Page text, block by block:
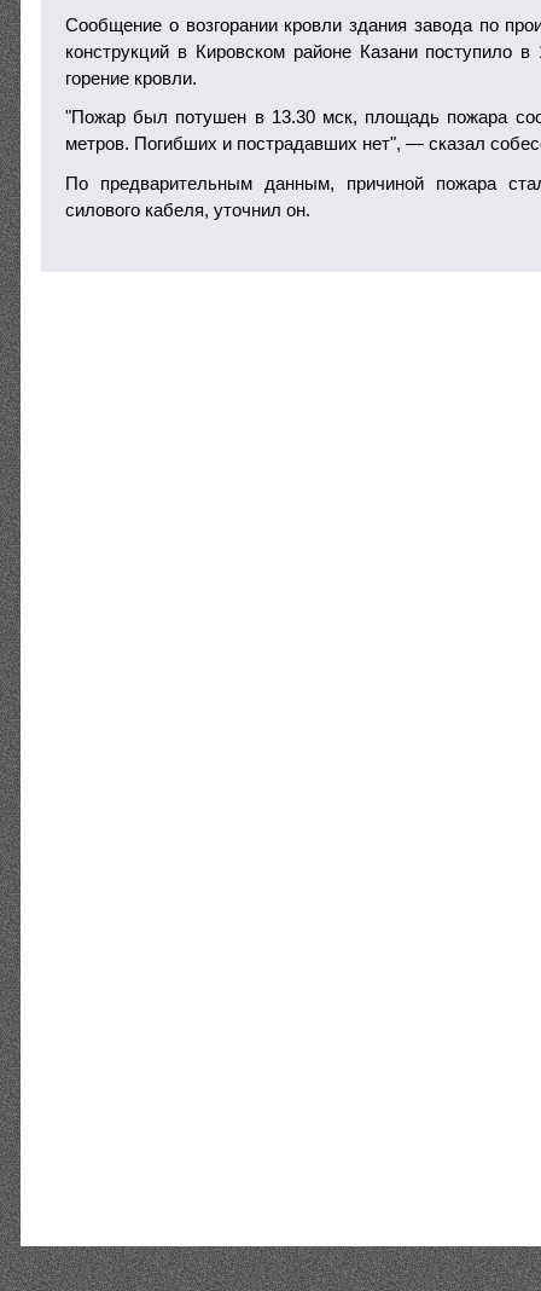
Сообщение о возгорании кровли здания завода по
конструкций в Кировском районе Казани поступило
горение кровли.
"Пожар был потушен в 13.30 мск, площадь пожара
метров. Погибших и пострадавших нет", — сказал
По предварительным данным, причиной пожара
силового кабеля, уточнил он.